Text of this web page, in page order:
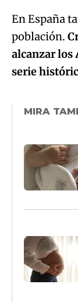
En España
población.
alcanzar los
serie
MIRA